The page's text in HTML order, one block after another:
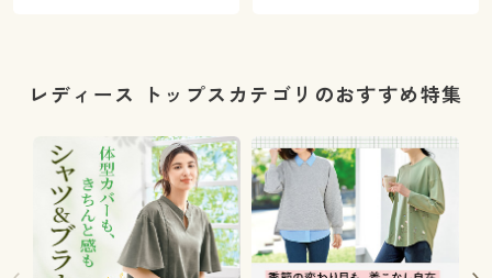
レディース トップスカテゴリのおすすめ特集